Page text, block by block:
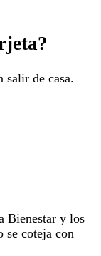
salir de casa.
Bienestar y los
se coteja con